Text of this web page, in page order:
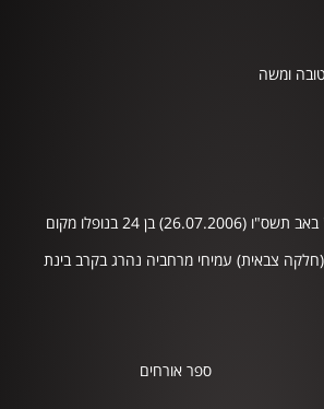
ומשה
חטיבת גולני נפל ביום א' באב תשס"ו (26.07.2006) בן 24 בנופלו מקום
(חלקה צבאית) עמיחי מרחביה נהרג בקרב בינת
ספר אורחים